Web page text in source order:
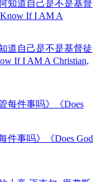
道自己是不是基督徒
If I AM A Christian,
件事吗》《Does God